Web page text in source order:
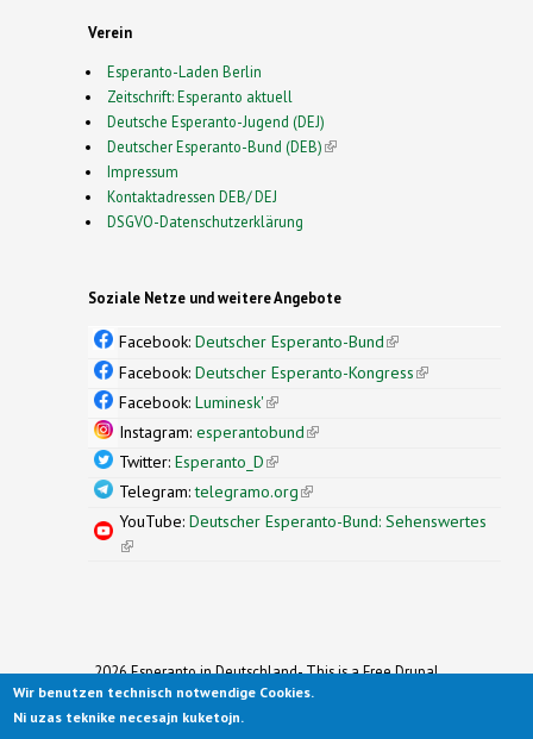
Verein
Esperanto-Laden Berlin
Zeitschrift: Esperanto aktuell
Deutsche Esperanto-Jugend (DEJ)
Deutscher Esperanto-Bund (DEB)(link is external)
Impressum
Kontaktadressen DEB/ DEJ
DSGVO-Datenschutzerklärung
Soziale Netze und weitere Angebote
Facebook: Deutscher Esperanto-Bund(link is
external)
Facebook: Deutscher Esperanto-Kongress(link is
Facebook: Luminesk'(link is external)
Instagram: esperantobund(link is external)
Twitter: Esperanto_D(link is external)
Telegram:telegramo.org(link is external)
YouTube: Deutscher Esperanto-Bund: Sehenswertes
(link is external)
2026 Esperanto in Deutschland- This is a Free Drupal
Theme
Ported to Drupal for the Open Source Community by
Wir benutzen technisch notwendige Cookies.
Ni uzas teknike necesajn kuketojn.